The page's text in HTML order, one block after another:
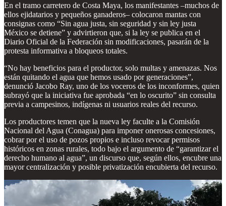
En el tramo carretero de Costa Maya, los manifestantes –muchos de
ellos ejidatarios y pequeños ganaderos– colocaron mantas con
consignas como “Sin agua justa, sin seguridad y sin ley justa
México se detiene” y advirtieron que, si la ley se publica en el
Diario Oficial de la Federación sin modificaciones, pasarán de la
protesta informativa a bloqueos totales.
“No hay beneficios para el productor, solo multas y amenazas. Nos
están quitando el agua que hemos usado por generaciones”,
denunció Jacobo Ray, uno de los voceros de los inconformes, quien
subrayó que la iniciativa fue aprobada “en lo oscurito” sin consulta
previa a campesinos, indígenas ni usuarios reales del recurso.
Los productores temen que la nueva ley faculte a la Comisión
Nacional del Agua (Conagua) para imponer onerosas concesiones,
cobrar por el uso de pozos propios e incluso revocar permisos
históricos en zonas rurales, todo bajo el argumento de “garantizar el
derecho humano al agua”, un discurso que, según ellos, encubre una
mayor centralización y posible privatización encubierta del recurso.